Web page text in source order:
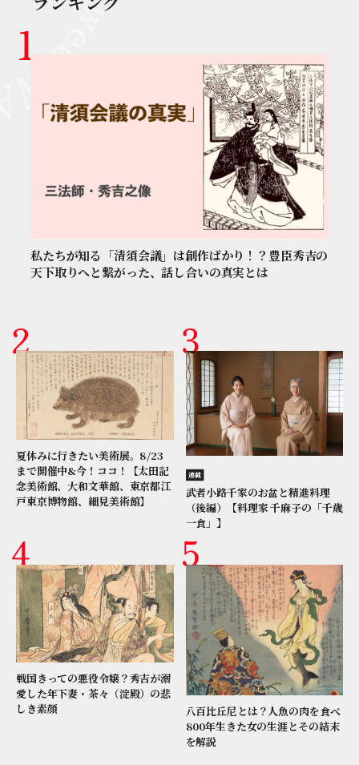
私たちが知る「清須会議」は創作ばかり！？豊臣秀吉の
天下取りへと繋がった、話し合いの真実とは
夏休みに行きたい美術展。8/23
まで開催中&今！ココ！【太田記
念美術館、大和文華館、東京都江
戸東京博物館、細見美術館】
連載
武者小路千家のお盆と精進料理
（後編）【料理家 千麻子の「千歳
一食」】
戦国きっての悪役令嬢？秀吉が溺
愛した年下妻・茶々（淀殿）の悲
しき素顔
八百比丘尼とは？人魚の肉を食べ
800年生きた女の生涯とその結末
を解説